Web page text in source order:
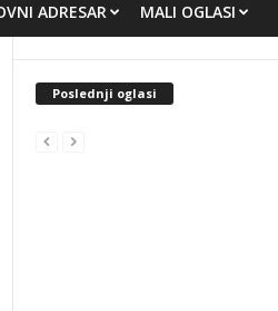
ADRESAR MALI OGLASI
Poslednji oglasi